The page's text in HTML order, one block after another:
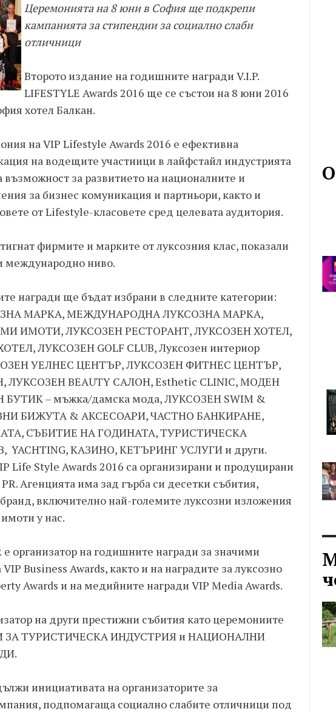
Церемонията на 8 юни в София ще подкрепи
кампанията за стипендии за социално слаби
отличници
Второто издание на годишните награди V.I.P.
LIFESTYLE Awards 2016 ще се състои на 8 юни 2016
хотел Балкан.
на VIP Lifestyle Awards 2016 е ефективна
на водещите участници в лайфстайл индустрията
възможност за развитието на националните и
за бизнес комуникация и партньори, както и
от Lifestyle-класовете сред целевата аудитория.
фирмите и марките от луксозния клас, показали
международно ниво.
награди ще бъдат избрани в следните категории:
МАРКА, МЕЖДУНАРОДНА ЛУКСОЗНА МАРКА,
ИМОТИ, ЛУКСОЗЕН РЕСТОРАНТ, ЛУКСОЗЕН ХОТЕЛ,
ЛУКСОЗЕН GOLF CLUB, Луксозен интериор
УЕЛНЕС ЦЕНТЪР, ЛУКСОЗЕН ФИТНЕС ЦЕНТЪР,
ЛУКСОЗЕН BEAUTY САЛОН, Esthetic CLINIC, МОДЕН
– мъжка/дамска мода, ЛУКСОЗЕН SWIM &
БИЖУТА & АКСЕСОАРИ, ЧАСТНО БАНКИРАНЕ,
СЪБИТИЕ НА ГОДИНАТА, ТУРИСТИЧЕСКА
YACHTING, КАЗИНО, КЕТЪРИНГ УСЛУГИ и други.
Life Style Awards 2016 са организирани и продуцирани
Агенцията има зад гърба си десетки събития,
включително най-големите луксозни изложения
у нас.
организатор на годишните награди за значими
Business Awards, както и на наградите за луксозно
Awards и на медийните награди VIP Media Awards.
на други престижни събития като церемониите
ЗА ТУРИСТИЧЕСКА ИНДУСТРИЯ и НАЦИОНАЛНИ
инициативата на организаторите за
подпомагаща социално слабите отличници под